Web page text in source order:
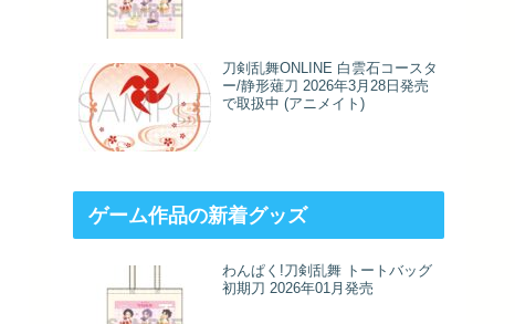
刀剣乱舞ONLINE 白雲石コースタ
ー/静形薙刀 2026年3月28日発売
で取扱中 (アニメイト)
ゲーム作品の新着グッズ
わんぱく!刀剣乱舞 トートバッグ
初期刀 2026年01月発売